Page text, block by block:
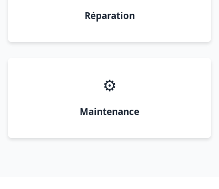
Réparation
⚙️
Maintenance